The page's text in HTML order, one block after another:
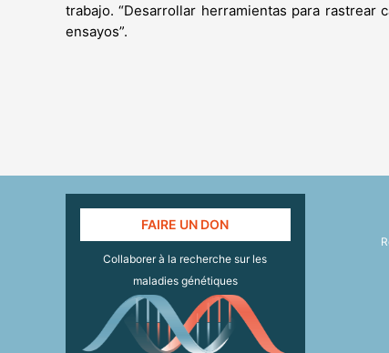
trabajo. “Desarrollar herramientas para
ensayos”.
FAIRE UN DON
Collaborer à la recherche sur les
maladies génétiques